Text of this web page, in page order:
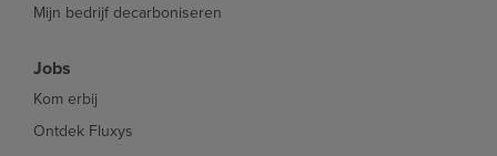
Mijn bedrijf decarboniseren
Jobs
Kom erbij
Ontdek Fluxys